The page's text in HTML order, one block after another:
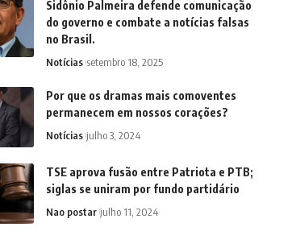
Sidônio Palmeira defende comunicação
do governo e combate a notícias falsas
no Brasil.
Notícias setembro 18, 2025
Por que os dramas mais comoventes
permanecem em nossos corações?
Notícias julho 3, 2024
TSE aprova fusão entre Patriota e PTB;
siglas se uniram por fundo partidário
Nao postar julho 11, 2024